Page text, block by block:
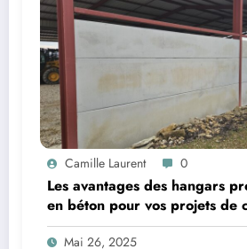
Camille Laurent 0
Les avantages des hangars
en béton pour vos projets de
Mai 26, 2025